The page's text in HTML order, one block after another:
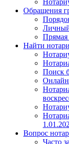
Обращения
Прямая
Найти
Поиск
Онлайн
Вопрос
Часто